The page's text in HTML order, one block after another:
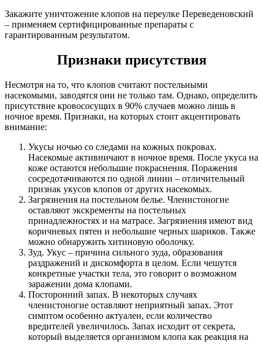
Закажите уничтожение клопов на переулке Переведеновский
– применяем сертифицированные препараты с
гарантированным результатом.
Признаки присутствия
Несмотря на то, что клопов считают постельными
насекомыми, заводятся они не только там. Однако, определить
присутствие кровососущих в 90% случаев можно лишь в
ночное время. Признаки, на которых стоит акцентировать
внимание:
Укусы ночью со следами на кожных покровах.
Насекомые активничают в ночное время. После укуса на
коже остаются небольшие покраснения. Поражения
сосредотачиваются по одной линии – отличительный
признак укусов клопов от других насекомых.
Загрязнения на постельном белье. Членистоногие
оставляют экскременты на постельных
принадлежностях и на матрасе. Загрязнения имеют вид
коричневых пятен и небольшие черных шариков. Также
можно обнаружить хитиновую оболочку.
Зуд. Укус – причина сильного зуда, образования
раздражений и дискомфорта в целом. Если чешутся
конкретные участки тела, это говорит о возможном
заражении дома клопами.
Посторонний запах. В некоторых случаях
членистоногие оставляют неприятный запах. Этот
симптом особенно актуален, если количество
вредителей увеличилось. Запах исходит от секрета,
который выделяется организмом клопа как реакция на